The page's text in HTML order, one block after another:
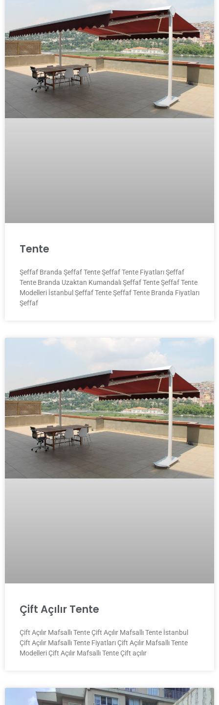
Tente
Şeffaf Branda Şeffaf Tente Şeffaf Tente Fiyatları Şeffaf
Tente Branda Uzaktan Kumandalı Şeffaf Tente Şeffaf Tente
Modelleri İstanbul Şeffaf Tente Şeffaf Tente Branda Fiyatları
Şeffaf
Çift Açılır Tente
Çift Açılır Mafsallı Tente Çift Açılır Mafsallı Tente İstanbul
Çift Açılır Mafsallı Tente Fiyatları Çift Açılır Mafsallı Tente
Modelleri Çift Açılır Mafsallı Tente Çift açılır